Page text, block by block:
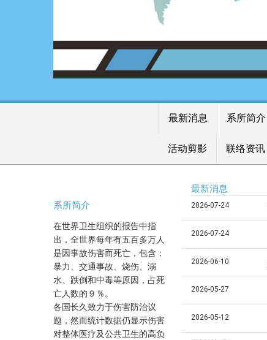
最新消息 系所简介
活动剪影 联络资讯
系所简介
在世界卫生组织的报告中指
出，全世界每年有五百多万人
是因事故伤害而死亡，包含：
暴力、交通事故、烧伤、溺
水、跌倒和中毒等原因，占死
亡人数的９％。
各国长久致力于伤害防治议
题，然而统计数据仍显示伤害
对整体医疗及公共卫生的高负
最新消息
2026-07-24
2026-07-24
2026-06-10
2026-05-27
2026-05-12